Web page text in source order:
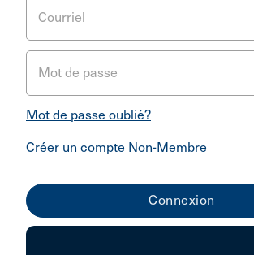
Courriel
Mot de passe
Mot de passe oublié?
Créer un compte Non-Membre